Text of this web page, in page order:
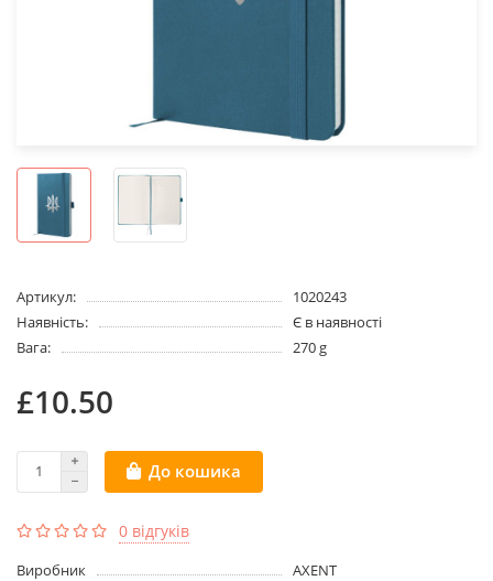
Артикул:
1020243
Наявність:
Є в наявності
Вага:
270 g
£10.50
До кошика
0 відгуків
Виробник
AXENT